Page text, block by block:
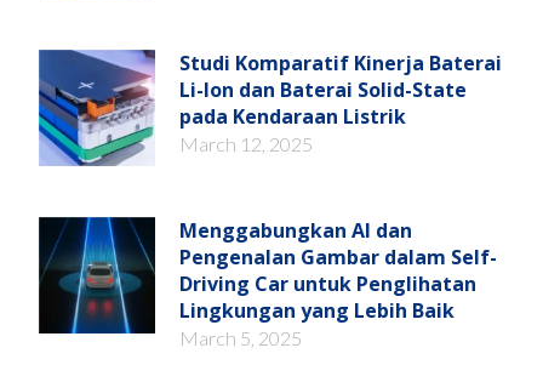
Studi Komparatif Kinerja Baterai
Li-Ion dan Baterai Solid-State
pada Kendaraan Listrik
March 12, 2025
Menggabungkan AI dan
Pengenalan Gambar dalam Self-
Driving Car untuk Penglihatan
Lingkungan yang Lebih Baik
March 5, 2025